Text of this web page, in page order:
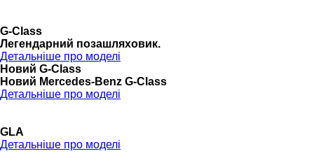
G-Class
Легендарний позашляховик.
Детальніше про моделі
Новий G-Class
Новий Mercedes-Benz G-Class
Детальніше про моделі
GLA
Детальніше про моделі